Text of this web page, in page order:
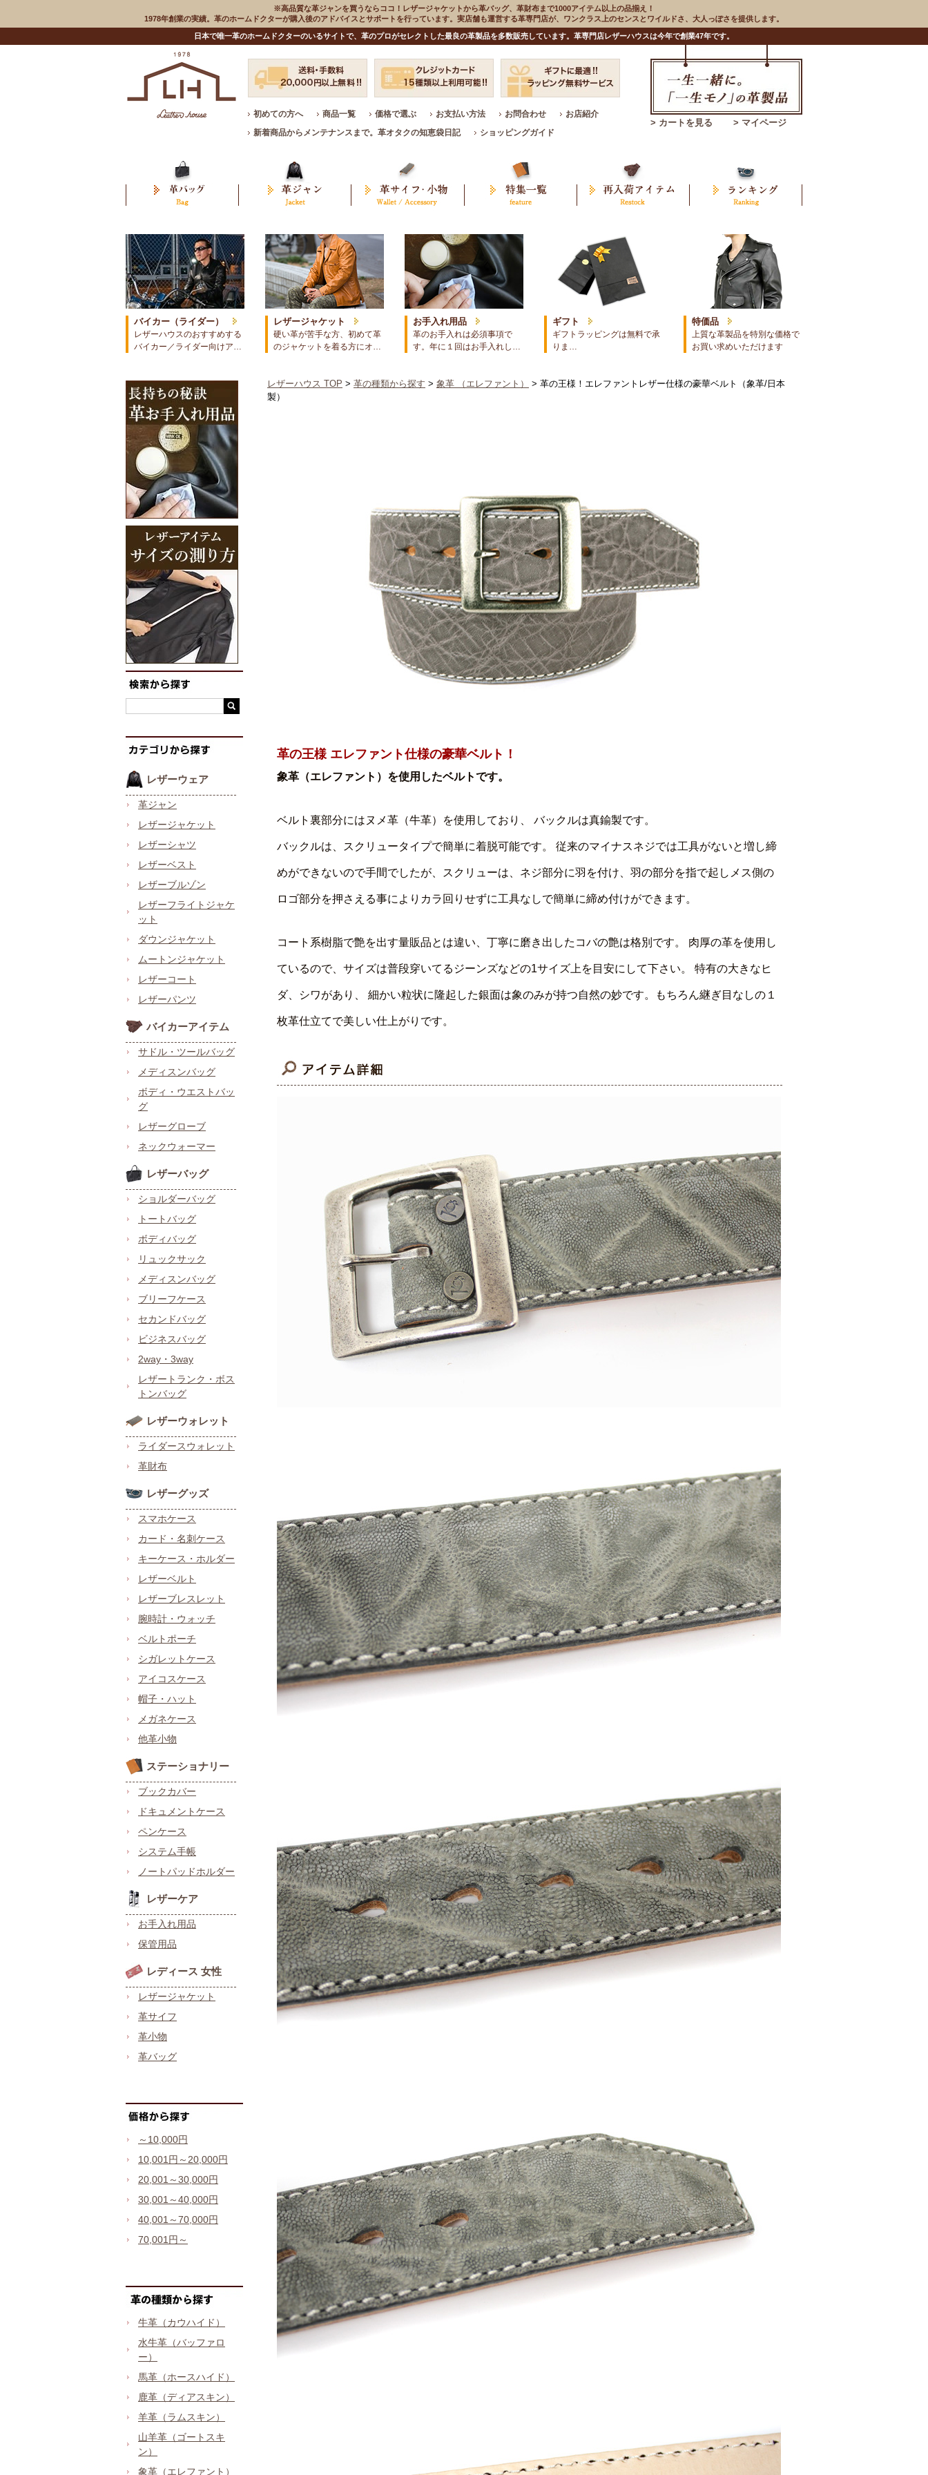
※高品質な革ジャンを買うならココ！レザージャケットから革バッグ、革財布まで1000アイテム以上の品揃え！
1978年創業の実績。革のホームドクターが購入後のアドバイスとサポートを行っています。実店舗も運営する革専門店が、ワンクラス上のセンスとワイルドさ、大人っぽさを提供します。
日本で唯一革のホームドクターのいるサイトで、革のプロがセレクトした最良の革製品を多数販売しています。革専門店レザーハウスは今年で創業47年です。
初めての方へ 商品一覧 価格で選ぶ お支払い方法 お問合わせ
お店紹介
新着商品からメンテナンスまで。革オタクの知恵袋日記
ショッピングガイド
> カートを見る > マイページ
バイカー（ライダー）
レザーハウスのおすすめする
バイカー／ライダー向けア…
レザージャケット
硬い革が苦手な方、初めて革
のジャケットを着る方にオ…
お手入れ用品
革のお手入れは必須事項で
す。年に１回はお手入れし…
ギフト
ギフトラッピングは無料で承
りま…
特価品
上質な革製品を特別な価格で
お買い求めいただけます
レザーウェア
革ジャン
レザージャケット
レザーシャツ
レザーベスト
レザーブルゾン
レザーフライトジャケ
ット
ダウンジャケット
ムートンジャケット
レザーコート
レザーパンツ
バイカーアイテム
サドル・ツールバッグ
メディスンバッグ
ボディ・ウエストバッ
グ
レザーグローブ
ネックウォーマー
レザーバッグ
ショルダーバッグ
トートバッグ
ボディバッグ
リュックサック
メディスンバッグ
ブリーフケース
セカンドバッグ
ビジネスバッグ
2way・3way
レザートランク・ボス
トンバッグ
レザーウォレット
ライダースウォレット
革財布
レザーグッズ
スマホケース
カード・名刺ケース
キーケース・ホルダー
レザーベルト
レザーブレスレット
腕時計・ウォッチ
ベルトポーチ
シガレットケース
アイコスケース
帽子・ハット
メガネケース
他革小物
ステーショナリー
ブックカバー
ドキュメントケース
ペンケース
システム手帳
ノートパッドホルダー
レザーケア
お手入れ用品
保管用品
レディース 女性
レザージャケット
革サイフ
革小物
革バッグ
～10,000円
10,001円～20,000円
20,001～30,000円
30,001～40,000円
40,001～70,000円
70,001円～
牛革（カウハイド）
水牛革（バッファロ
ー）
馬革（ホースハイド）
鹿革（ディアスキン）
羊革（ラムスキン）
山羊革（ゴートスキ
ン）
象革（エレファント）
レザーハウス TOP > 革の種類から探す > 象革 （エレファント）
> 革の王様！エレファントレザー仕様の豪華ベルト（象革/日本
製）
革の王様 エレファント仕様の豪華ベルト！
象革（エレファント）を使用したベルトです。
ベルト裏部分にはヌメ革（牛革）を使用しており、 バックルは真鍮製です。
バックルは、スクリュータイプで簡単に着脱可能です。 従来のマイナスネジでは工具がないと増し締
めができないので手間でしたが、スクリューは、ネジ部分に羽を付け、羽の部分を指で起しメス側の
ロゴ部分を押さえる事によりカラ回りせずに工具なしで簡単に締め付けができます。
コート系樹脂で艶を出す量販品とは違い、丁寧に磨き出したコバの艶は格別です。 肉厚の革を使用し
ているので、サイズは普段穿いてるジーンズなどの1サイズ上を目安にして下さい。 特有の大きなヒ
ダ、シワがあり、 細かい粒状に隆起した銀面は象のみが持つ自然の妙です。もちろん継ぎ目なしの１
枚革仕立てで美しい仕上がりです。